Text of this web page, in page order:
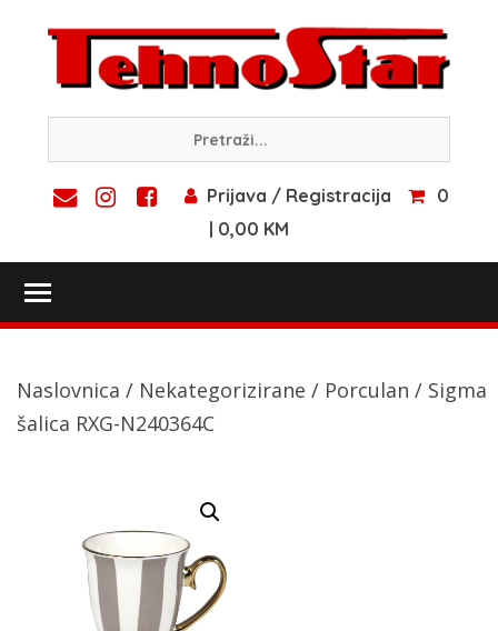
content
Prijava / Registracija
0
| 0,00 KM
Naslovnica / Nekategorizirane / Porculan / Sigma
šalica RXG-N240364C